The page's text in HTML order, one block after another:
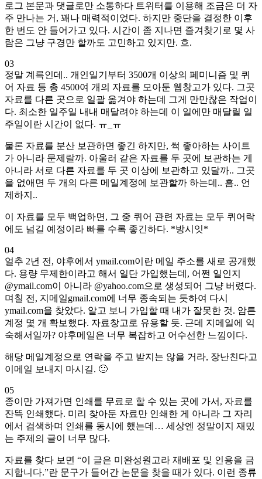
로그 본문과 댓글로만 소통하다 트위터를 이용해 조금은 더 자
주 만나는 거, 꽤나 매력적이었다. 하지만 중단을 결정한 이후
한 번도 안 들어가고 있다. 시간이 좀 지나면 즐겨찾기로 몇 사
람은 그냥 구경만 할까도 고민하고 있지만. 흐.
03
정말 계륵인데.. 개인일기부터 3500개 이상의 페미니즘 및 퀴
어 자료 등 총 4500여 개의 자료를 모아둔 웹창고가 있다. 그곳
자료를 다른 곳으로 일괄 옮겨야 하는데 그게 만만찮은 작업이
다. 최소한 일주일 내내 매달려야 하는데 이 일에만 매달릴 일
주일이란 시간이 없다. ㅠ_ㅠ
물론 자료를 분산 보관하면 좋긴 하지만, 썩 좋아하는 사이트
가 아니라 문제랄까. 아울러 같은 자료를 두 곳에 보관하는 게
아니라 서로 다른 자료를 두 곳 이상에 보관하고 있달까.. 그곳
을 없애면 두 개의 다른 메일계정에 보관할까 하는데.. 흠.. 언
제하지..
이 자료를 모두 백업하면, 그 중 퀴어 관련 자료는 모두 퀴어락
에도 넘길 예정이라 빠를 수록 좋긴하다. *방시잇*
04
얼추 2년 전, 야후에서 ymail.com이란 메일 주소를 새로 공개했
다. 용량 무제한이라고 해서 일단 가입했는데, 어쩐 일인지
@ymail.com이 아니라 @yahoo.com으로 생성되어 그냥 버렸다.
며칠 전, 지메일gmail.com에 너무 종속되는 듯하여 다시
ymail.com을 찾았다. 알고 보니 가입할 때 내가 잘못한 것. 암튼
계정 몇 개 확보했다. 자료창고로 유용할 듯. 근데 지메일에 익
숙해서일까? 야후메일은 너무 복잡하고 어수선한 느낌이다.
해당 메일계정으로 연락을 주고 받지는 않을 거라, 장난친다고
이메일 보내지 마시길. 🙂
05
종이만 가져가면 인쇄를 무료로 할 수 있는 곳에 가서, 자료를
잔뜩 인쇄했다. 미리 찾아둔 자료만 인쇄한 게 아니라 그 자리
에서 검색하며 인쇄를 동시에 했는데… 세상엔 정말이지 재밌
는 주제의 글이 너무 많다.
자료를 찾다 보면 “이 글은 미완성원고라 재배포 및 인용을 금
지합니다.”란 문구가 들어간 논문을 찾을 때가 있다. 이런 종류